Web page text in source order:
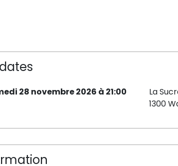
28 novembre 2026 à 21:00
La
1300